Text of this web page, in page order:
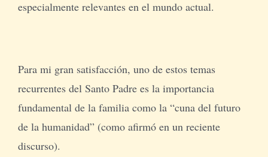
especialmente relevantes en el mundo actual.
Para mi gran satisfacción, uno de estos temas
recurrentes del Santo Padre es la importancia
fundamental de la familia como la “cuna del futuro
de la humanidad” (como afirmó en un reciente
discurso).